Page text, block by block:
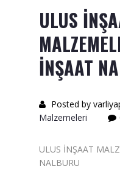
Alçıpan Vidası Satışı
Kazma Satışı –
Perakende Satış
Betokontak Astar
Alçı Yapıştırma
Satışı
ULUS
İNŞAAT
Posted by
Malzemeleri
ULUS İNŞAAT